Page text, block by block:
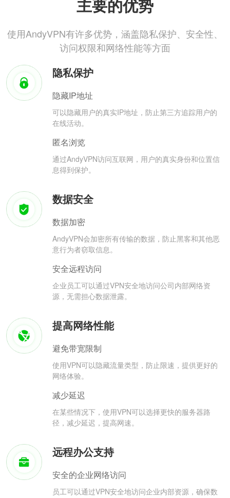
主要的优势
使用AndyVPN有许多优势，涵盖隐私保护、安全性、
访问权限和网络性能等方面
隐私保护
隐藏IP地址
可以隐藏用户的真实IP地址，防止第三方追踪用户的
在线活动。
匿名浏览
通过AndyVPN访问互联网，用户的真实身份和位置信
息得到保护。
数据安全
数据加密
AndyVPN会加密所有传输的数据，防止黑客和其他恶
意行为者窃取信息。
安全远程访问
企业员工可以通过VPN安全地访问公司内部网络资
源，无需担心数据泄露。
提高网络性能
避免带宽限制
使用VPN可以隐藏流量类型，防止限速，提供更好的
网络体验。
减少延迟
在某些情况下，使用VPN可以选择更快的服务器路
径，减少延迟，提高网速。
远程办公支持
安全的企业网络访问
员工可以通过VPN安全地访问企业内部资源，确保数